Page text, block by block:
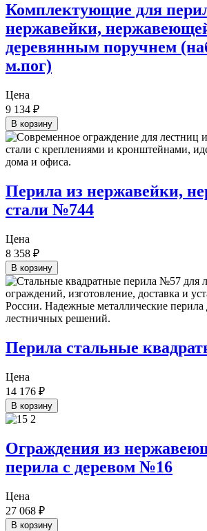
Комплектующие для
нержавейки,
деревянным поручнем
м.пог)
Цена
9 134 ₽
В корзину
Перила из нержавейки,
стали №744
Цена
8 358 ₽
В корзину
Перила стальные
Цена
14 176 ₽
В корзину
Ограждения из
перила с деревом №16
Цена
27 068 ₽
В корзину